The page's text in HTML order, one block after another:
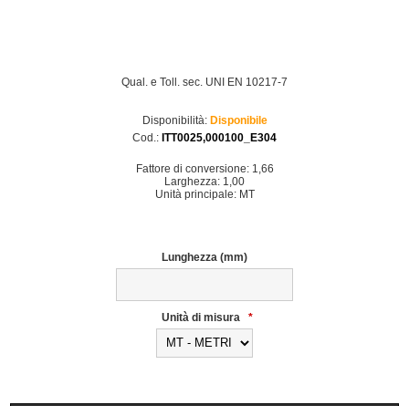
Qual. e Toll. sec. UNI EN 10217-7
Disponibilità: Disponibile
Cod.: ITT0025,000100_E304
Fattore di conversione: 1,66
Larghezza: 1,00
Unità principale: MT
Lunghezza (mm)
Unità di misura *